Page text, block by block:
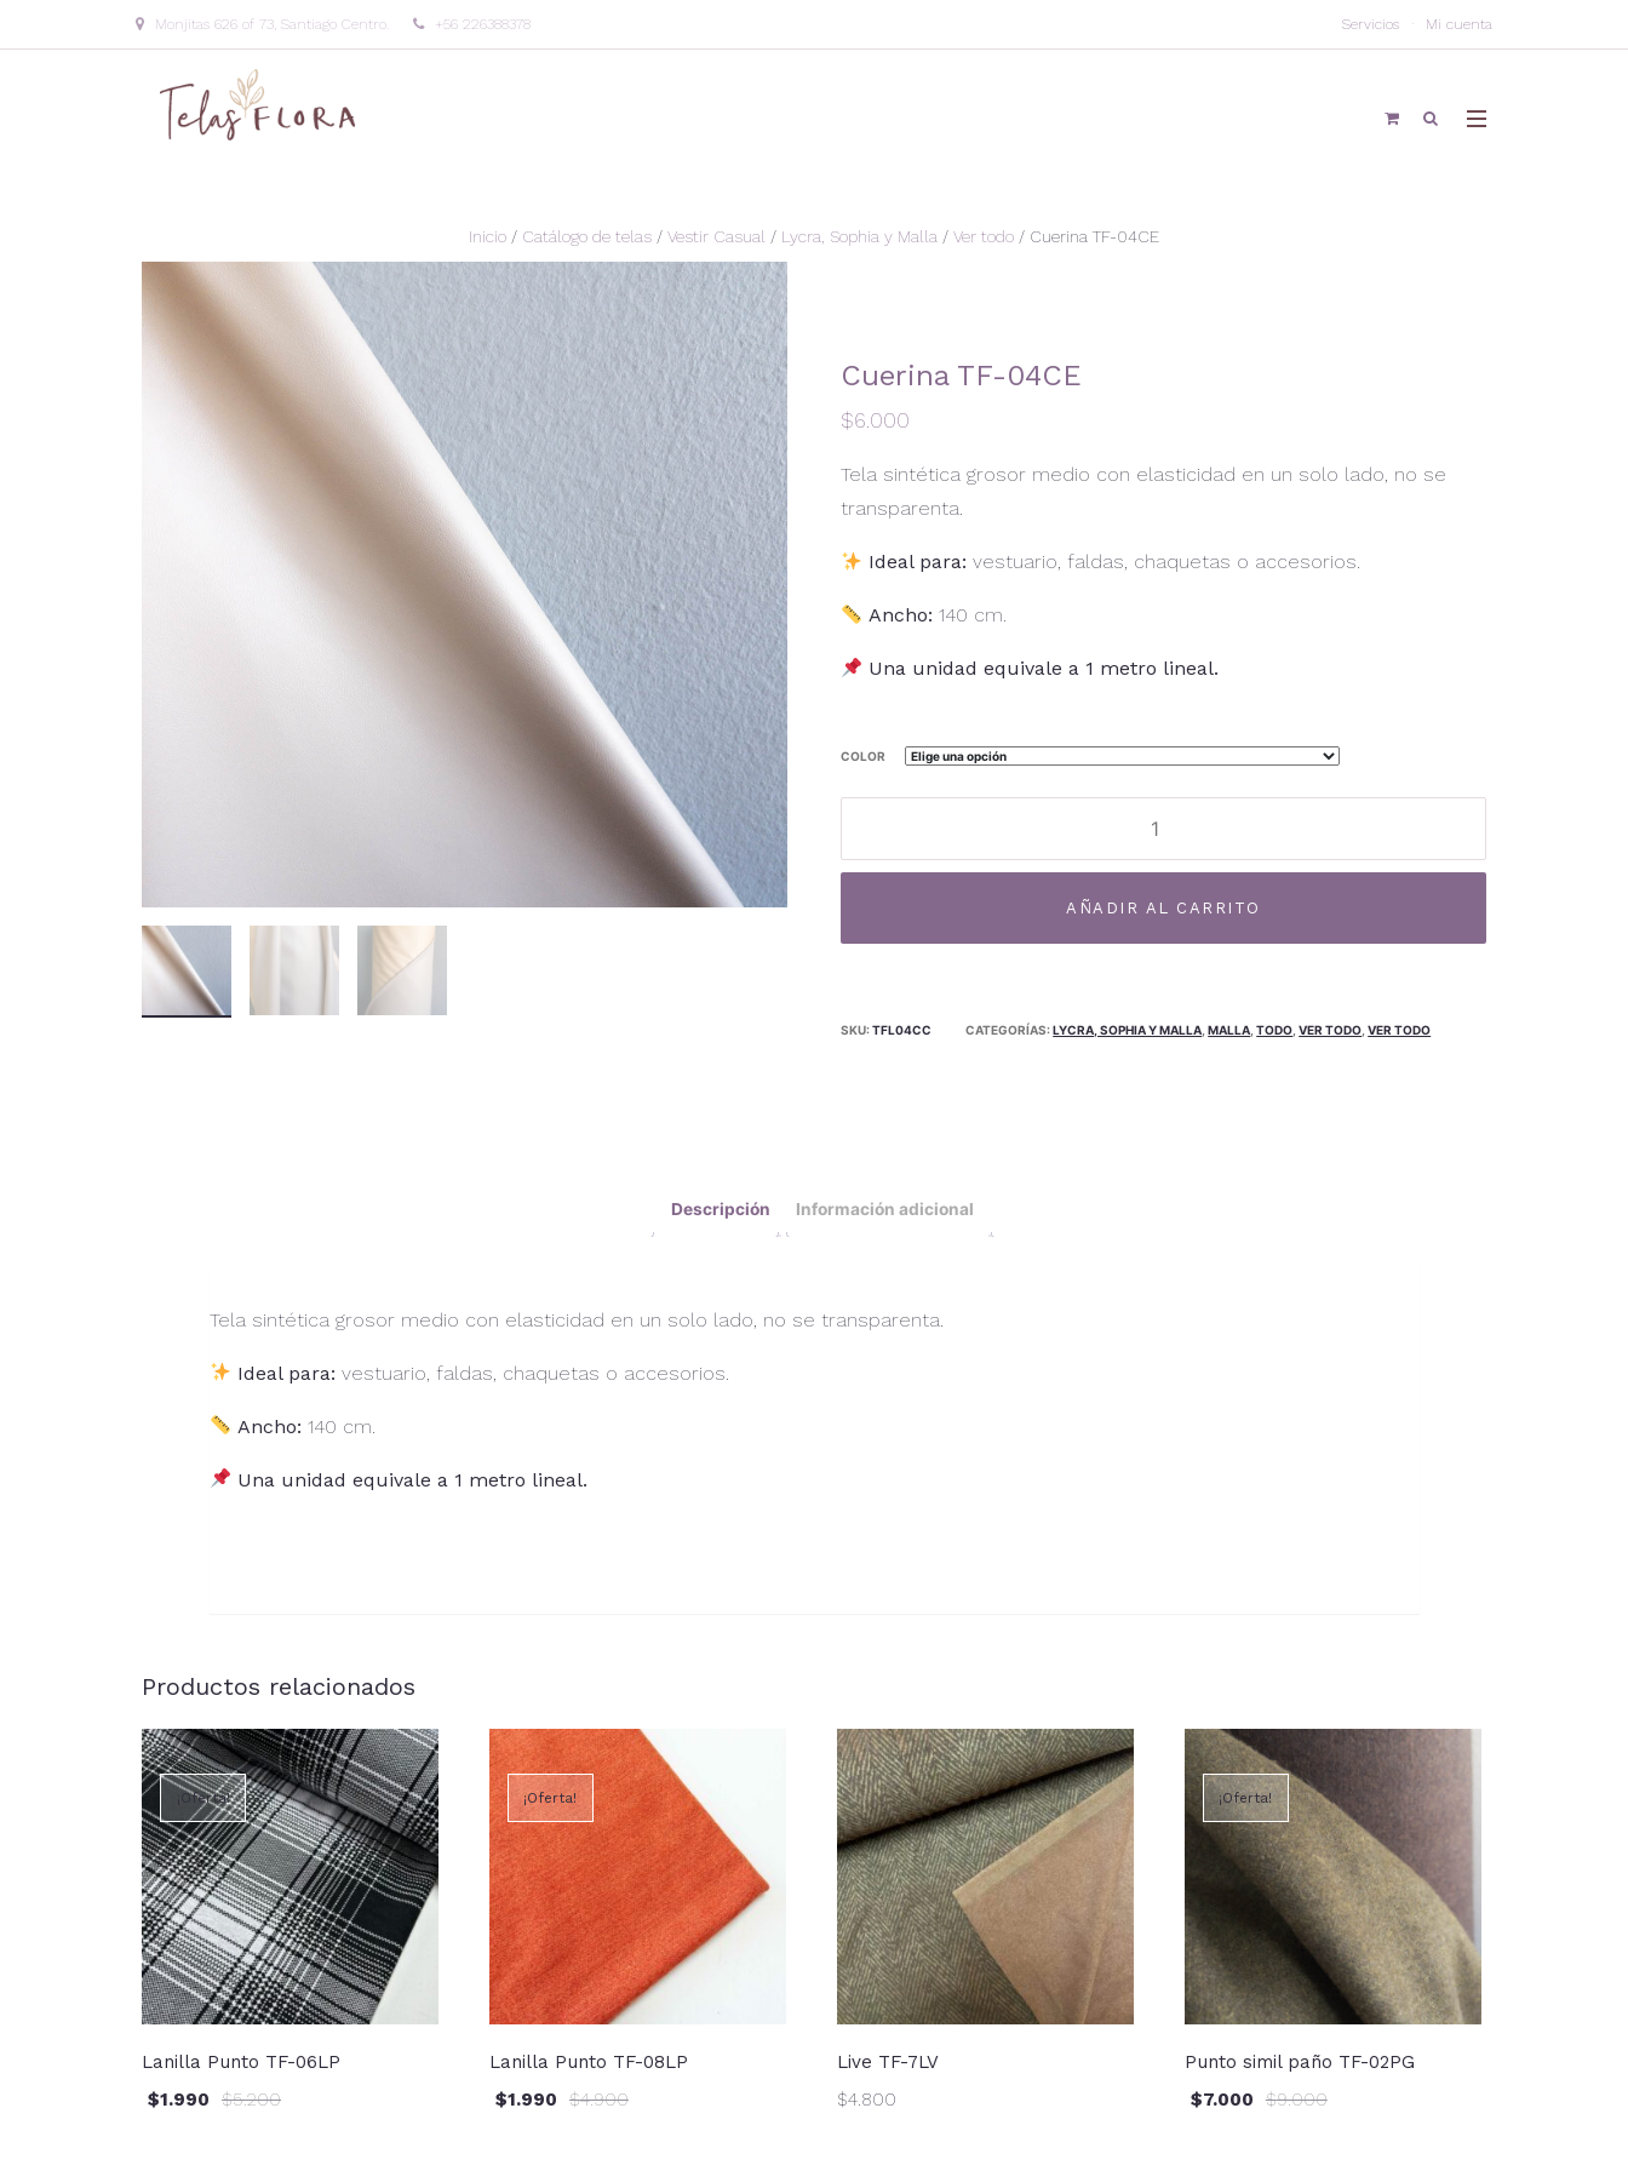
Monjitas 626 of 73, Santiago Centro. +56 226388378 Servicios Mi cuenta
Inicio / Catálogo de telas / Vestir Casual / Lycra, Sophia y Malla / Ver todo / Cuerina TF-04CE
Cuerina TF-04CE
$6.000
Tela sintética grosor medio con elasticidad en un solo lado, no se
transparenta.
Ideal para: vestuario, faldas, chaquetas o accesorios.
Ancho: 140 cm.
Una unidad equivale a 1 metro lineal.
COLOR
04CE
AÑADIR AL CARRITO
SKU:TFL04CC CATEGORÍAS:LYCRA, SOPHIA Y MALLA ,MALLA ,TODO ,VER TODO ,VER TODO
Descripción Información adicional
Tela sintética grosor medio con elasticidad en un solo lado, no se transparenta.
Ideal para: vestuario, faldas, chaquetas o accesorios.
Ancho: 140 cm.
Una unidad equivale a 1 metro lineal.
Productos relacionados
¡Oferta!
Lanilla Punto TF-06LP
$5.200
$1.990
¡Oferta!
Lanilla Punto TF-08LP
$4.900
$1.990
Live TF-7LV
$4.800
¡Oferta!
Punto simil paño TF-02PG
$9.000
$7.000